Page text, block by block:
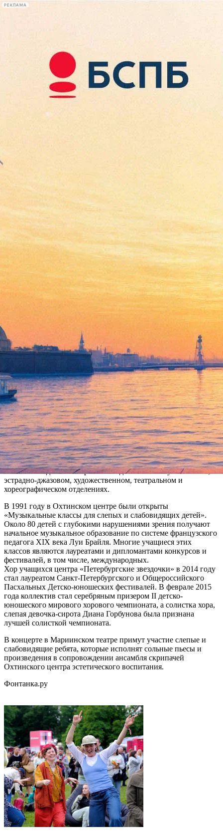
РЕКЛАМА
Сегодня:
2026.08.08
08:36
Афиша Plus
Слепые и слабовидящие
юные музыканты дадут
концерт в Мариинке
Версия для печати
12 апреля в 16:00 в Фойе Стравинского Мариинского-2
состоится концерт «Охтинский центр на Театральной» в
рамках проекта «Школы искусств в гостях у Мариинского
театра».
Концерт подготовлен силами учащихся «Музыкальных
классов для слепых и слабовидящих детей» Охтинского
центра эстетического воспитания (ОЦЭВ), посвящен Дню
светлой Пасхи и 90-летию Всероссийского общества слепых.
В 2015 году Охтинскому центру эстетического воспитания
исполняется 40 лет. На сегодняшний день здесь обучается
свыше 1700 детей в возрасте от 4 до 18 лет на музыкальном,
эстрадно-джазовом, художественном, театральном и
хореографическом отделениях.
В 1991 году в Охтинском центре были открыты
«Музыкальные классы для слепых и слабовидящих детей».
Около 80 детей с глубокими нарушениями зрения получают
начальное музыкальное образование по системе французского
педагога XIX века Луи Брайля. Многие учащиеся этих
классов являются лауреатами и дипломантами конкурсов и
фестивалей, в том числе, международных.
Хор учащихся центра «Петербургские звездочки» в 2014 году
стал лауреатом Санкт-Петербургского и Общероссийского
Пасхальных Детско-юношеских фестивалей. В феврале 2015
года коллектив стал серебряным призером II детско-
юношеского мирового хорового чемпионата, а солистка хора,
слепая девочка-сирота Диана Горбунова была признана
лучшей солисткой чемпионата.
В концерте в Мариинском театре примут участие слепые и
слабовидящие ребята, которые исполнят сольные пьесы и
произведения в сопровождении ансамбля скрипачей
Охтинского центра эстетического воспитания.
Фонтанка.ру